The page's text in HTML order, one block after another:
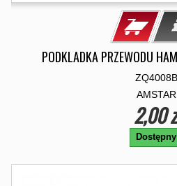
PODKLADKA PRZEWODU
ZQ4008B
AMSTAR
2,00
Dostępny